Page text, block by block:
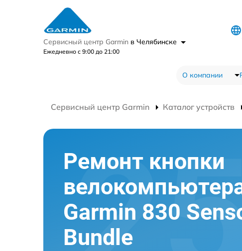
Сервисный центр Garmin в Челябинске
Ежедневно с 9:00 до 21:00
О компании
Сервисный центр Garmin Каталог устройств
Ремонт кнопки
Garmin 830
Bundle